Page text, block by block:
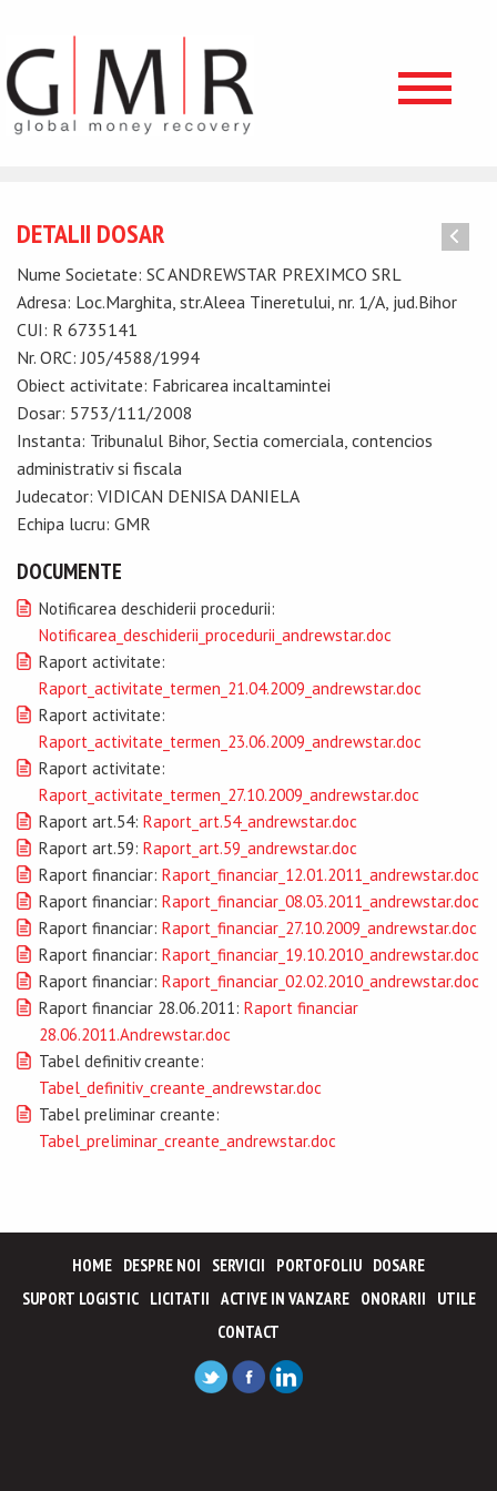
DETALII DOSAR
Nume Societate: SC ANDREWSTAR PREXIMCO SRL
Adresa: Loc.Marghita, str.Aleea Tineretului, nr. 1/A, jud.Bihor
CUI: R 6735141
Nr. ORC: J05/4588/1994
Obiect activitate: Fabricarea incaltamintei
Dosar: 5753/111/2008
Instanta: Tribunalul Bihor, Sectia comerciala, contencios
administrativ si fiscala
Judecator: VIDICAN DENISA DANIELA
Echipa lucru: GMR
DOCUMENTE
Notificarea deschiderii procedurii:
Notificarea_deschiderii_procedurii_andrewstar.doc
Raport activitate:
Raport_activitate_termen_21.04.2009_andrewstar.doc
Raport activitate:
Raport_activitate_termen_23.06.2009_andrewstar.doc
Raport activitate:
Raport_activitate_termen_27.10.2009_andrewstar.doc
Raport art.54: Raport_art.54_andrewstar.doc
Raport art.59: Raport_art.59_andrewstar.doc
Raport financiar: Raport_financiar_12.01.2011_andrewstar.doc
Raport financiar: Raport_financiar_08.03.2011_andrewstar.doc
Raport financiar: Raport_financiar_27.10.2009_andrewstar.doc
Raport financiar: Raport_financiar_19.10.2010_andrewstar.doc
Raport financiar: Raport_financiar_02.02.2010_andrewstar.doc
Raport financiar 28.06.2011: Raport financiar
28.06.2011.Andrewstar.doc
Tabel definitiv creante:
Tabel_definitiv_creante_andrewstar.doc
Tabel preliminar creante:
Tabel_preliminar_creante_andrewstar.doc
HOME DESPRE NOI SERVICII PORTOFOLIU DOSARE
SUPORT LOGISTIC
LICITATII ACTIVE IN VANZARE ONORARII
UTILE
CONTACT